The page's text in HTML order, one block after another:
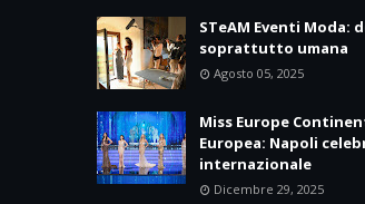
STeAM Eventi Moda:
soprattutto umana
Agosto 05, 2025
Miss Europe
Europea: Napoli
internazionale
Dicembre 29, 2025